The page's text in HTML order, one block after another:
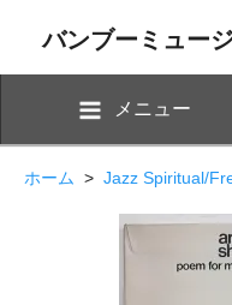
バンブーミュー
メニュー
ホーム > Jazz Spiritual/